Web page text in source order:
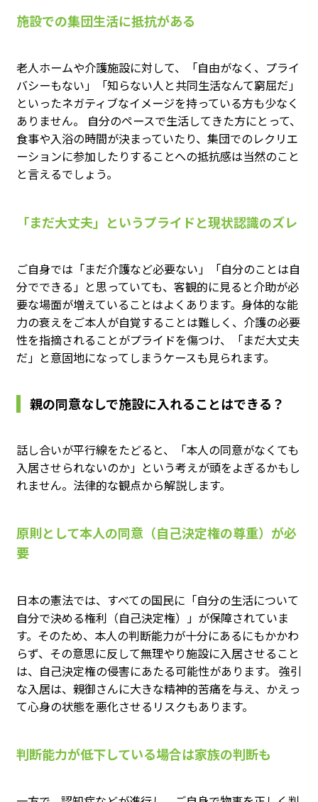
施設での集団生活に抵抗がある
老人ホームや介護施設に対して、「自由がなく、プライ
バシーもない」「知らない人と共同生活なんて窮屈だ」
といったネガティブなイメージを持っている方も少なく
ありません。 自分のペースで生活してきた方にとって、
食事や入浴の時間が決まっていたり、集団でのレクリエ
ーションに参加したりすることへの抵抗感は当然のこと
と言えるでしょう。
「まだ大丈夫」というプライドと現状認識のズレ
ご自身では「まだ介護など必要ない」「自分のことは自
分でできる」と思っていても、客観的に見ると介助が必
要な場面が増えていることはよくあります。身体的な能
力の衰えをご本人が自覚することは難しく、介護の必要
性を指摘されることがプライドを傷つけ、「まだ大丈夫
だ」と意固地になってしまうケースも見られます。
親の同意なしで施設に入れることはできる？
話し合いが平行線をたどると、「本人の同意がなくても
入居させられないのか」という考えが頭をよぎるかもし
れません。法律的な観点から解説します。
原則として本人の同意（自己決定権の尊重）が必
要
日本の憲法では、すべての国民に「自分の生活について
自分で決める権利（自己決定権）」が保障されていま
す。そのため、本人の判断能力が十分にあるにもかかわ
らず、その意思に反して無理やり施設に入居させること
は、自己決定権の侵害にあたる可能性があります。 強引
な入居は、親御さんに大きな精神的苦痛を与え、かえっ
て心身の状態を悪化させるリスクもあります。
判断能力が低下している場合は家族の判断も